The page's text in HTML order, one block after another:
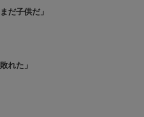
だ子供だ」
れた」